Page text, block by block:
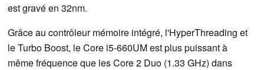
est gravé en 32nm.
Grâce au contrôleur mémoire intégré, l'HyperThreading et
le Turbo Boost, le Core i5-660UM est plus puissant à
même fréquence que les Core 2 Duo (1.33 GHz) dans